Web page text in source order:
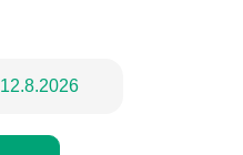
12.8.2026